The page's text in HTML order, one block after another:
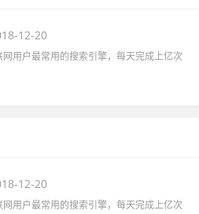
12-20
用户最常用的搜索引擎，每天完成上亿次
12-20
用户最常用的搜索引擎，每天完成上亿次